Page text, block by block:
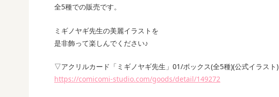
全5種での販売です。
ミギノヤギ先生の美麗イラストを
是非飾って楽しんでください♪
▽アクリルカード「ミギノヤギ先生」01/ボックス(全5種)(公式イラスト)
https://comicomi-studio.com/goods/detail/149272